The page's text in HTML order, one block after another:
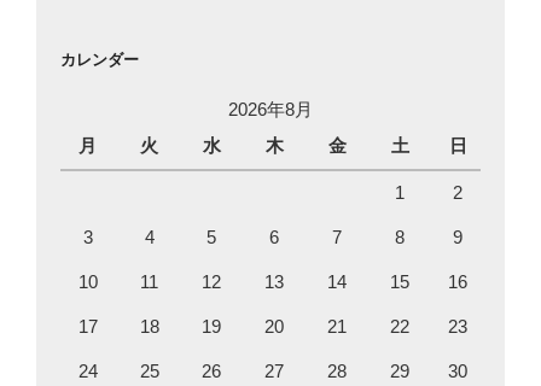
カレンダー
2026年8月
月
火 水 木 金 土 日
1 2
3 4 5 6 7 8 9
10 11 12 13 14 15 16
17 18 19 20 21 22 23
24 25 26 27 28 29 30